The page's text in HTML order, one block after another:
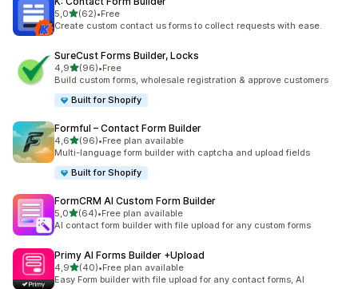
5,0de 5 estrelas
(62)
62 total de avaliações
•Free
Create custom contact us forms to collect requests with ease.
SureCust Forms Builder, Locks
4,9de 5 estrelas
(96)
96 total de avaliações
•Free
Build custom forms, wholesale registration & approve customers
Built for Shopify
Formful – Contact Form Builder
4,6de 5 estrelas
(96)
96 total de avaliações
•Free plan available
Multi-language form builder with captcha and upload fields
Built for Shopify
FormCRM AI Custom Form Builder
5,0de 5 estrelas
(64)
64 total de avaliações
•Free plan available
AI contact form builder with file upload for any custom forms
Primy AI Forms Builder +Upload
4,9de 5 estrelas
(40)
40 total de avaliações
•Free plan available
Easy Form builder with file upload for any contact forms, AI